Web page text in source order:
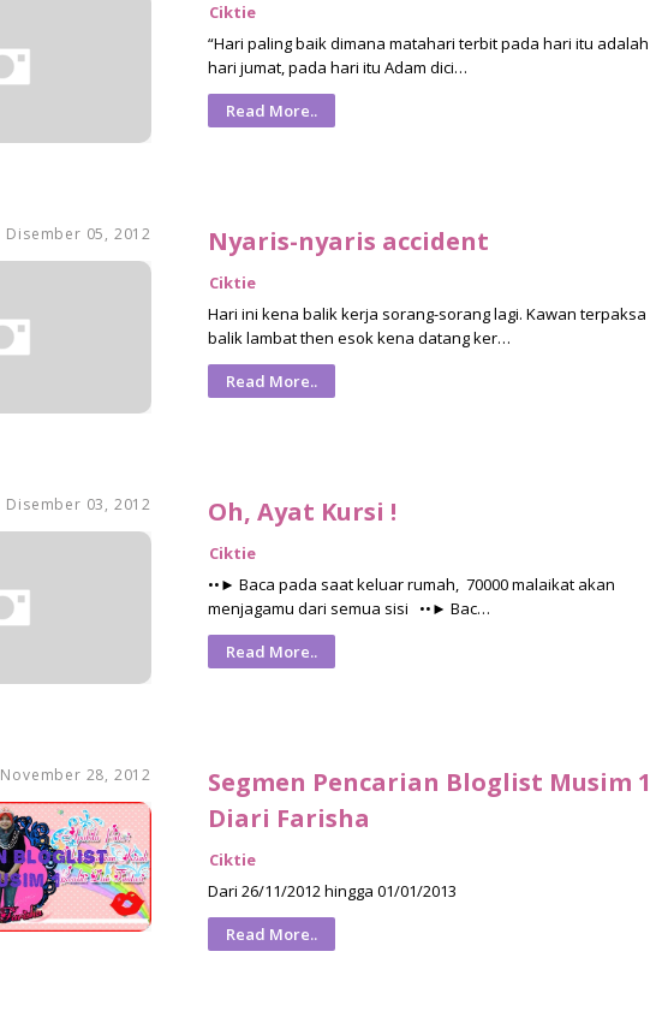
Ciktie
“Hari paling baik dimana matahari terbit pada hari itu adalah
hari jumat, pada hari itu Adam dici…
Read More..
Disember 05, 2012 Nyaris-nyaris accident
Ciktie
Hari ini kena balik kerja sorang-sorang lagi. Kawan terpaksa
balik lambat then esok kena datang ker…
Read More..
Disember 03, 2012 Oh, Ayat Kursi !
Ciktie
••► Baca pada saat keluar rumah, 70000 malaikat akan
menjagamu dari semua sisi ••► Bac…
Read More..
November 28, 2012
Segmen Pencarian Bloglist Musim 1
Diari Farisha
Ciktie
Dari 26/11/2012 hingga 01/01/2013
Read More..